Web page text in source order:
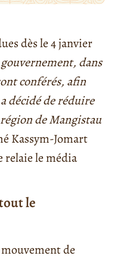
dès le 4 janvier
gouvernement, dans
conférés, afin
décidé de réduire
de Mangistau
Kassym-Jomart
relaie le média
le
de